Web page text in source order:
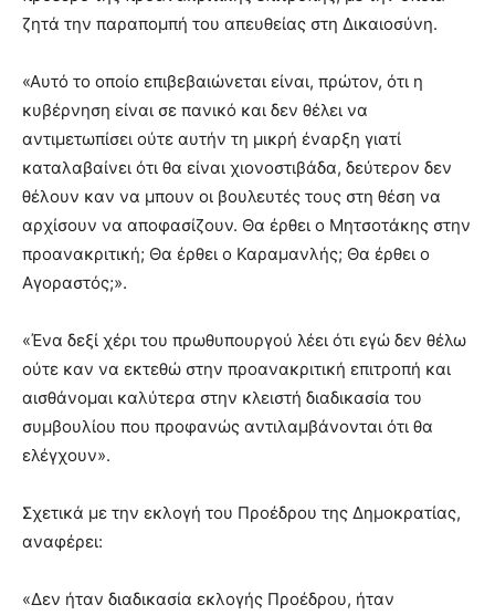
ζητά την παραπομπή του απευθείας στη Δικαιοσύνη.
«Αυτό το οποίο επιβεβαιώνεται είναι, πρώτον, ότι η
κυβέρνηση είναι σε πανικό και δεν θέλει να
αντιμετωπίσει ούτε αυτήν τη μικρή έναρξη γιατί
καταλαβαίνει ότι θα είναι χιονοστιβάδα, δεύτερον δεν
θέλουν καν να μπουν οι βουλευτές τους στη θέση να
αρχίσουν να αποφασίζουν. Θα έρθει ο Μητσοτάκης στην
προανακριτική; Θα έρθει ο Καραμανλής; Θα έρθει ο
Αγοραστός;».
«Ένα δεξί χέρι του πρωθυπουργού λέει ότι εγώ δεν θέλω
ούτε καν να εκτεθώ στην προανακριτική επιτροπή και
αισθάνομαι καλύτερα στην κλειστή διαδικασία του
συμβουλίου που προφανώς αντιλαμβάνονται ότι θα
ελέγχουν».
Σχετικά με την εκλογή του Προέδρου της Δημοκρατίας,
αναφέρει:
«Δεν ήταν διαδικασία εκλογής Προέδρου, ήταν